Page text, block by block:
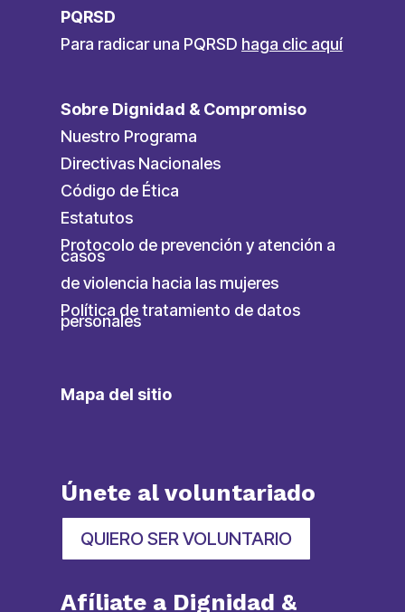
PQRSD
Para radicar una PQRSD haga clic aquí
Sobre Dignidad & Compromiso
Nuestro Programa
Directivas Nacionales
Código de Ética
Estatutos
Protocolo de prevención y atención a
casos
de violencia hacia las mujeres
Política de tratamiento de datos
personales
Mapa del sitio
Únete al voluntariado
QUIERO SER VOLUNTARIO
Afíliate a Dignidad &